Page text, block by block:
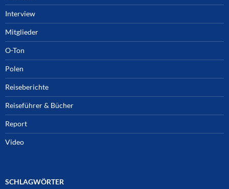
Interview
Mitglieder
O-Ton
Polen
Reiseberichte
Reiseführer & Bücher
Report
Video
SCHLAGWÖRTER